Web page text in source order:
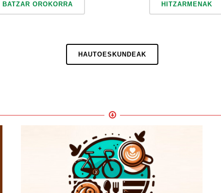
BATZAR OROKORRA HITZARMENAK
HAUTOESKUNDEAK